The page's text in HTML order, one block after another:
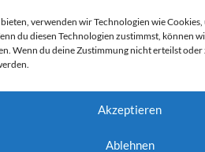
verwenden wir Technologien wie
du diesen Technologien zustimmst, können
Wenn du deine Zustimmung nicht erteilst
Akzeptieren
Ablehnen